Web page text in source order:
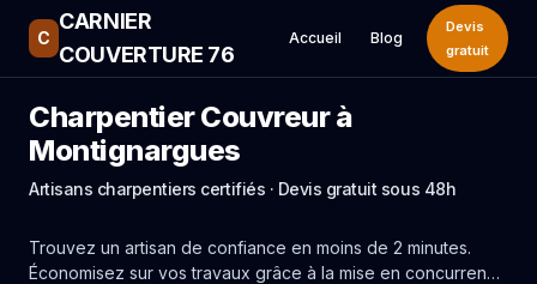
C
CARNIER
COUVERTURE 76
Accueil Blog
Devis
gratuit
Charpentier Couvreur à
Montignargues
Artisans charpentiers certifiés · Devis gratuit sous 48h
Trouvez un artisan de confiance en moins de 2 minutes.
Économisez sur vos travaux grâce à la mise en concurrence